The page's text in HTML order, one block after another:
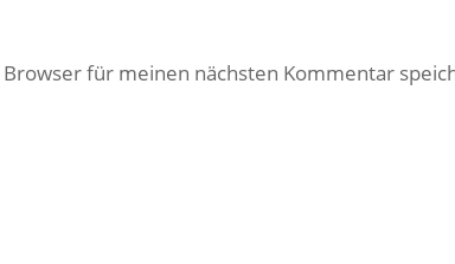
für meinen nächsten Kommentar